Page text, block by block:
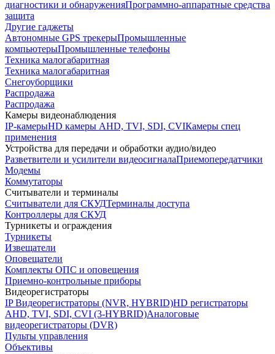
диагностики и обнаруженияПрограммно-аппаратные средства
защита
Другие гаджеты
Автономные GPS трекерыПромышленные
компьютерыПромышленные телефоны
Техника малогабаритная
Техника малогабаритная
Снегоуборщики
Распродажа
Распродажа
Камеры видеонаблюдения
IP-камерыHD камеры AHD, TVI, SDI, CVIКамеры спец
применения
Устройства для передачи и обработки аудио/видео
Разветвители и усилители видеосигналаПриемопередатчики
Модемы
Коммутаторы
Считыватели и терминалы
Считыватели для СКУДТерминалы доступа
Контроллеры для СКУД
Турникеты и ограждения
Турникеты
Извещатели
Оповещатели
Комплекты ОПС и оповещения
Приемно-контрольные приборы
Видеорегистраторы
IP Видеорегистраторы (NVR, HYBRID)HD регистраторы
AHD, TVI, SDI, CVI (3-HYBRID)Аналоговые
видеорегистраторы (DVR)
Пульты управления
Объективы